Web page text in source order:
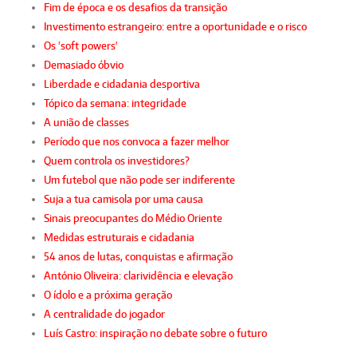
Fim de época e os desafios da transição
Investimento estrangeiro: entre a oportunidade e o risco
Os 'soft powers'
Demasiado óbvio
Liberdade e cidadania desportiva
Tópico da semana: integridade
A união de classes
Período que nos convoca a fazer melhor
Quem controla os investidores?
Um futebol que não pode ser indiferente
Suja a tua camisola por uma causa
Sinais preocupantes do Médio Oriente
Medidas estruturais e cidadania
54 anos de lutas, conquistas e afirmação
António Oliveira: clarividência e elevação
O ídolo e a próxima geração
A centralidade do jogador
Luís Castro: inspiração no debate sobre o futuro